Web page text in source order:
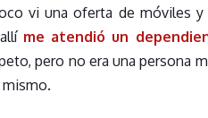
vi una oferta de móviles
me atendió un
pero no era una persona